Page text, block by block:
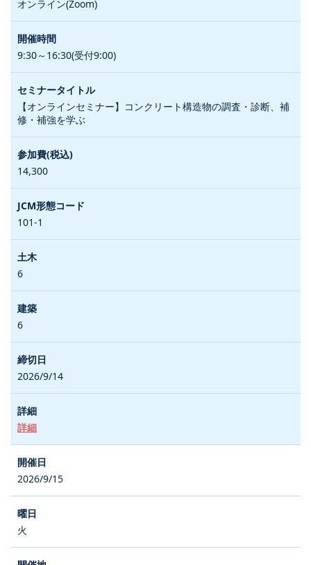
オンライン(Zoom)
9:30～16:30(受付9:00)
【オンラインセミナー】コンクリート構造物の調査・診断、補
修・補強を学ぶ
14,300
101-1
6
6
2026/9/14
詳細
2026/9/15
火